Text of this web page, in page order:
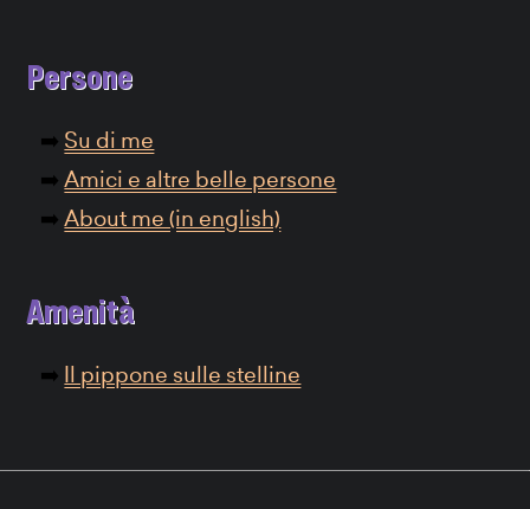
Persone
Su di me
Amici e altre belle persone
About me (in english)
Amenità
Il pippone sulle stelline